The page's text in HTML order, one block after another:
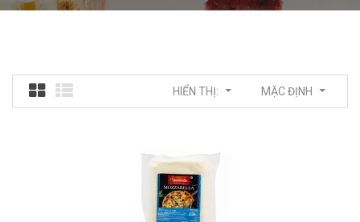
MẶC ĐỊNH
HIỂN THỊ: